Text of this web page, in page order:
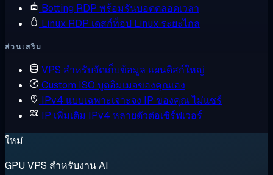
Botting RDP พร้อมรันบอตตลอดเวลา
Linux RDP เดสก์ท็อป Linux ระยะไกล
ส่วนเสริม
VPS สำหรับจัดเก็บข้อมูล แผนดิสก์ใหญ่
Custom ISO บูตอิมเมจของคุณเอง
IPv4 แบบเฉพาะเจาะจง IP ของคุณ ไม่แชร์
IP เพิ่มเติม IPv4 หลายตัวต่อเซิร์ฟเวอร์
ใหม่
GPU VPS สำหรับงาน AI